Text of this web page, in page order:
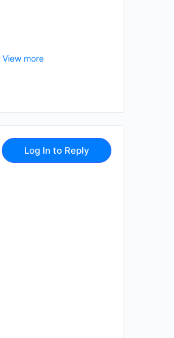
View more
Log In to Reply